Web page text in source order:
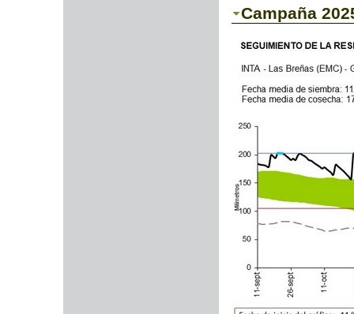
Campaña